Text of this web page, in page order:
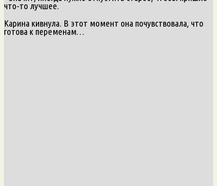
что‑то лучшее.
Карина кивнула. В этот момент она почувствовала, что
готова к переменам…